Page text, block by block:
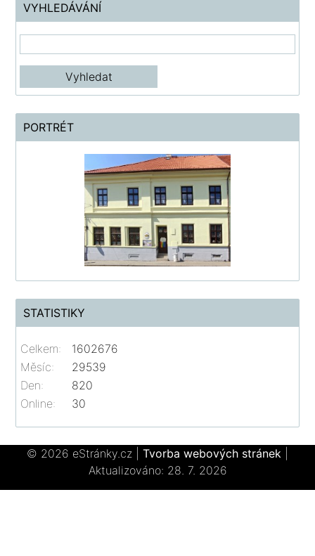
VYHLEDÁVÁNÍ
PORTRÉT
STATISTIKY
Online: 30
Celkem:
1602676
Měsíc:
29539
Den:
820
© 2026 eStránky.cz Tvorba webových stránek
Aktualizováno: 28. 7. 2026